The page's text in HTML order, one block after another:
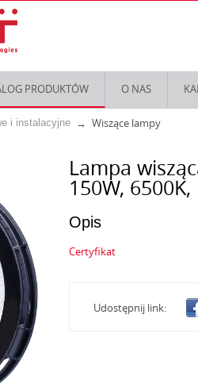
PRODUKTÓW O NAS
i instalacyjne Wiszące lampy
Lampa
150W, 6500K,
Opis
Certyfikat
Udostępnij link: